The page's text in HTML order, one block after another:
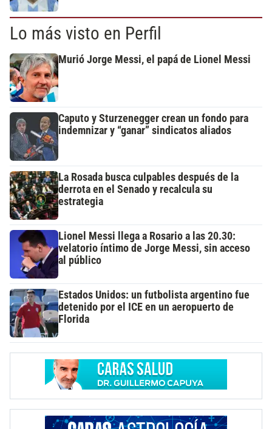
Lo más visto en Perfil
Murió Jorge Messi, el papá de Lionel Messi
Caputo y Sturzenegger crean un fondo para
indemnizar y “ganar” sindicatos aliados
La Rosada busca culpables después de la
derrota en el Senado y recalcula su
estrategia
Lionel Messi llega a Rosario a las 20.30:
velatorio íntimo de Jorge Messi, sin acceso
al público
Estados Unidos: un futbolista argentino fue
detenido por el ICE en un aeropuerto de
Florida